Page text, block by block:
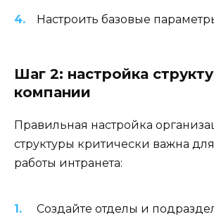
Настроить базовые
Шаг 2: настройка
компании
Правильная настройка
структуры критически важна
работы интранета:
Создайте отделы и